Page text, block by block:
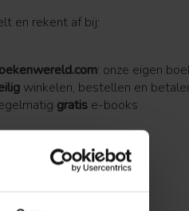
en rekent af bij:
: onze eigen
winkelen, bestellen en
gratis e-books
➔